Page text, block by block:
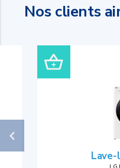
Nos clients